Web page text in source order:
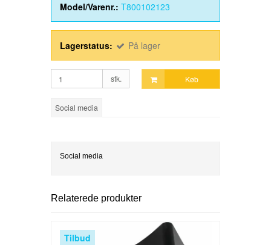
Model/Varenr.: T800102123
Lagerstatus: På lager
stk. Køb
Social media
Social media
Relaterede produkter
Tilbud